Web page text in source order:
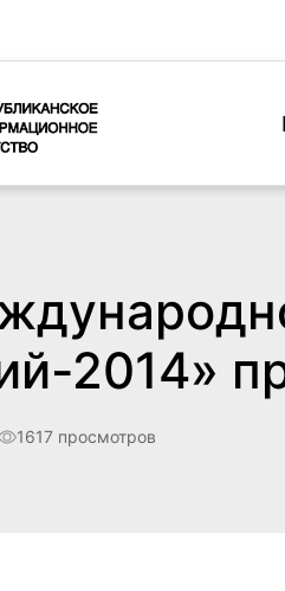
2014»
1617 просмотров